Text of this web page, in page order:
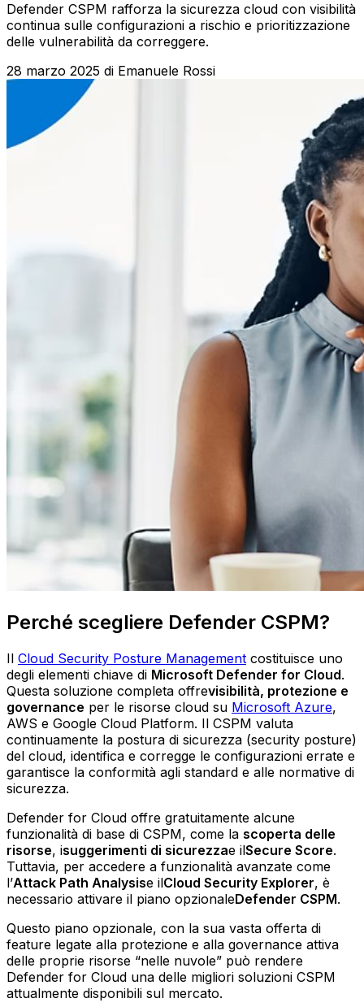
Defender CSPM rafforza la sicurezza cloud con visibilità
continua sulle configurazioni a rischio e prioritizzazione
delle vulnerabilità da correggere.
28 marzo 2025 di Emanuele Rossi
Perché scegliere Defender CSPM?
Il Cloud Security Posture Management costituisce uno
degli elementi chiave di Microsoft Defender for Cloud.
Questa soluzione completa offrevisibilità, protezione e
governance per le risorse cloud su Microsoft Azure,
AWS e Google Cloud Platform. Il CSPM valuta
continuamente la postura di sicurezza (security posture)
del cloud, identifica e corregge le configurazioni errate e
garantisce la conformità agli standard e alle normative di
sicurezza.
Defender for Cloud offre gratuitamente alcune
funzionalità di base di CSPM, come la scoperta delle
risorse, isuggerimenti di sicurezzae ilSecure Score.
Tuttavia, per accedere a funzionalità avanzate come
l’Attack Path Analysise ilCloud Security Explorer, è
necessario attivare il piano opzionaleDefender CSPM.
Questo piano opzionale, con la sua vasta offerta di
feature legate alla protezione e alla governance attiva
delle proprie risorse “nelle nuvole” può rendere
Defender for Cloud una delle migliori soluzioni CSPM
attualmente disponibili sul mercato.